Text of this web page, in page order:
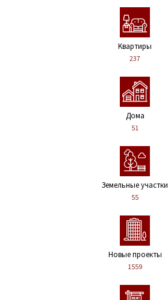
Kвартиры
237
Дома
51
Земельные участки
55
Новые проекты
1559